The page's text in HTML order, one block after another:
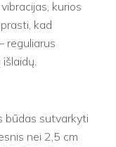
kurios
kad
reguliarus
būdas sutvarkyti
nei 2,5 cm